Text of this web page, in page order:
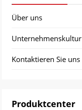
Über uns
Unternehmenskultur
Kontaktieren Sie uns
Produktcenter